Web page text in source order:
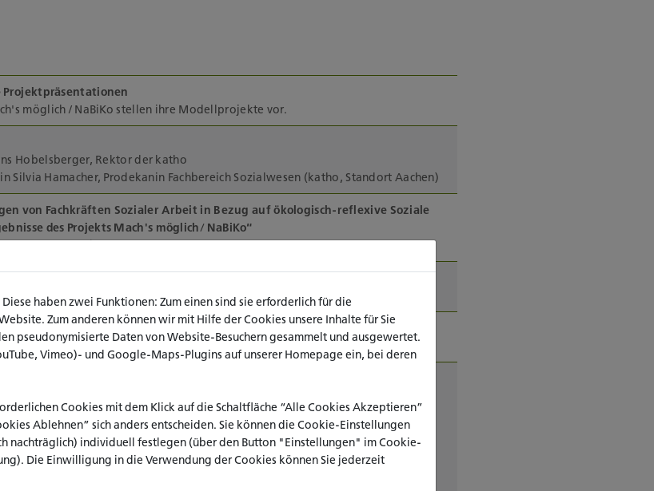
möglich / NaBiKo stellen ihre Modellprojekte vor.
Hobelsberger, Rektor der katho
Silvia Hamacher, Prodekanin Fachbereich Sozialwesen (katho, Standort Aachen)
von Fachkräften Sozialer Arbeit in Bezug auf ökologisch-reflexive Soziale
des Projekts Mach's möglich/ NaBiKo“
Mitarbeiterin im Forschungsprojekt NaBiKo
(katho, Standort Münster)
Was bedeuten die Forschungsergebnisse für die Weiterentwicklung einer
30 min.)
Naturschutz)
Haus Herzogenrath)
haben zwei Funktionen: Zum einen sind sie erforderlich für die
Zum anderen können wir mit Hilfe der Cookies unsere Inhalte für Sie
pseudonymisierte Daten von Website-Besuchern gesammelt und ausgewertet.
Vimeo)- und Google-Maps-Plugins auf unserer Homepage ein, bei deren
Cookies mit dem Klick auf die Schaltfläche “Alle Cookies Akzeptieren”
Ablehnen” sich anders entscheiden. Sie können die Cookie-Einstellungen
nachträglich) individuell festlegen (über den Button "Einstellungen" im Cookie-
Die Einwilligung in die Verwendung der Cookies können Sie jederzeit